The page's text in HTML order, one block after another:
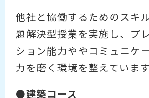
他社と協働するためのスキ
題解決型授業を実施し、プ
ション能力ややコミュニケ
力を磨く環境を整えています
●建築コース